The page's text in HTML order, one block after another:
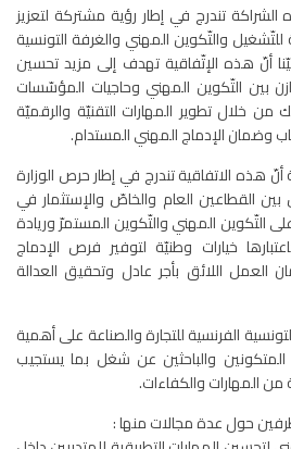
تندرج في إطار رؤية مشتركة لتعزيز
للتّشغيل والتّكوين المهني والغرفة التونسية
أنّ هذه الإتّفاقية تهدف إلى مزيد تحسين
بين التّكوين المهني وحاجيات المؤسّسات
من خلال تطوير المهارات التقنيّة والرقميّة
وضمان الإدماج المهني المستدام.
أنّ هذه الاتفاقية تندرج في إطار حرص الوزارة
القطاعين العام والخاصّ والإستثمار في
التّكوين المهني والتّكوين المستمرّ وريادة
خيارات وطنيّة لتوفير فرص الإدماج
العمل اللائق بأجر عادل وتحقيق العدالة
الفرنسية للتجارة والصناعة على أهمية
والباحثين عن شغل بما يستجيب
المهارات والكفاءات.
حول عدة مجالات منها :